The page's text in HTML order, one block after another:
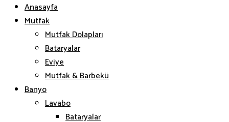
Anasayfa
Mutfak
Mutfak Dolapları
Bataryalar
Eviye
Mutfak & Barbekü
Banyo
Lavabo
Bataryalar